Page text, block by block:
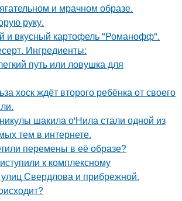
и мрачном образе.
руку.
и вкусный картофель "Романофф".
Ингредиенты:
путь или ловушка для
хоск ждёт второго ребёнка от своего
шакила о'Нила стали одной из
тем в интернете.
перемены в её образе?
к комплексному
Свердлова и прибрежной.